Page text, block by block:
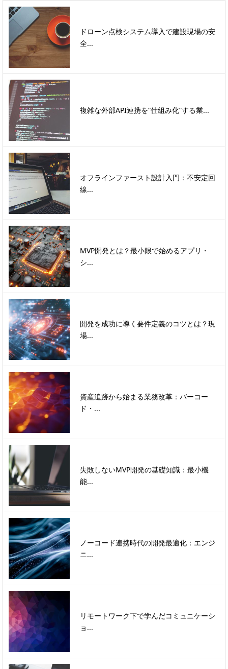
ドローン点検システム導入で建設現場の安
全...
複雑な外部API連携を“仕組み化”する業...
オフラインファースト設計入門：不安定回
線...
MVP開発とは？最小限で始めるアプリ・
シ...
開発を成功に導く要件定義のコツとは？現
場...
資産追跡から始まる業務改革：バーコー
ド・...
失敗しないMVP開発の基礎知識：最小機
能...
ノーコード連携時代の開発最適化：エンジ
ニ...
リモートワーク下で学んだコミュニケーシ
ョ...